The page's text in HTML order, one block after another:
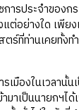
ารประจำของก
แต่อย่างใด เพี
ร์ที่ท่านเคยทั้งท
เมืองในเวลานั้
มาเป็นนายกฯไ